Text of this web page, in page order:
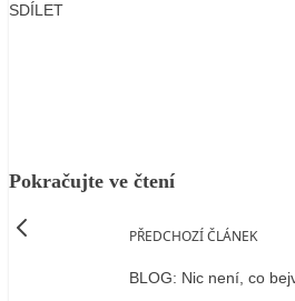
SDÍLET
Pokračujte ve čtení
PŘEDCHOZÍ ČLÁNEK
BLOG: Nic není, co